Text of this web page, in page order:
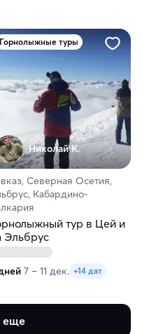
Горнолыжные туры
Николай К.
Северная Осетия,
Кабардино-
тур в Цей и
Эльбрус
7 – 11 дек. +14 дат
еще